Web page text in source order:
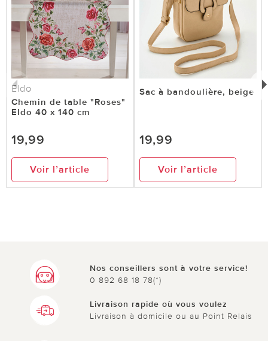
Eldo
Chemin de table "Roses"
Eldo 40 x 140 cm
19,99
Voir l’article
Sac à bandoulière, beige
19,99
Voir l’article
Nos conseillers sont à votre service!
0 892 68 18 78(*)
Livraison rapide où vous voulez
Livraison à domicile ou au Point Relais